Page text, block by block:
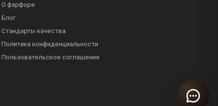
О фарфоре
Блог
Стандарты качества
Политика конфиденциальности
Пользовательское соглашение